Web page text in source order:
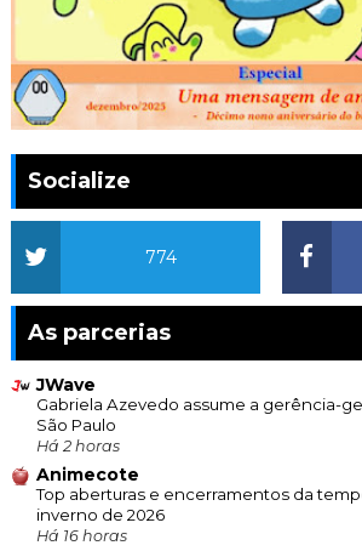
Socialize
774
As parcerias
JWave
Gabriela Azevedo assume a gerência-
São Paulo
Há 2 horas
Animecote
Top aberturas e encerramentos da
inverno de 2026
Há 16 horas